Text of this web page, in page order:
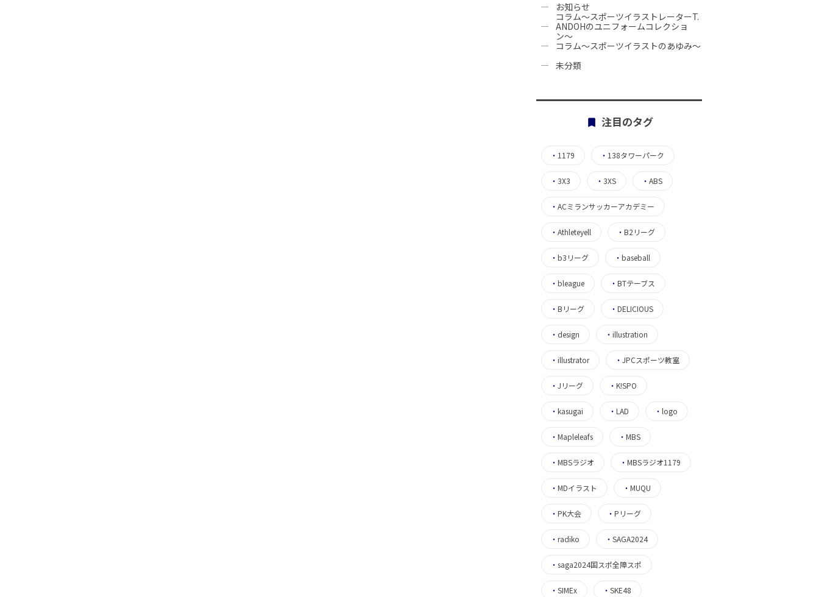
お知らせ
コラム〜スポーツイラストレーターT.
ANDOHのユニフォームコレクショ
ン〜
コラム〜スポーツイラストのあゆみ〜
未分類
注目のタグ
・ 1179 ・ 138タワーパーク
・ 3X3 ・ 3XS ・ ABS
・ ACミランサッカーアカデミー
・ Athleteyell ・ B2リーグ
・ b3リーグ ・ baseball
・ bleague ・ BTテーブス
・ Bリーグ ・ DELICIOUS
・ design ・ illustration
・ illustrator ・ JPCスポーツ教室
・ Jリーグ ・ K!SPO
・ kasugai ・ LAD ・ logo
・ Mapleleafs ・ MBS
・ MBSラジオ ・ MBSラジオ1179
・ MDイラスト ・ MUQU
・ PK大会 ・ Pリーグ
・ radiko ・ SAGA2024
・ saga2024国スポ全障スポ
・ SIMEx ・ SKE48